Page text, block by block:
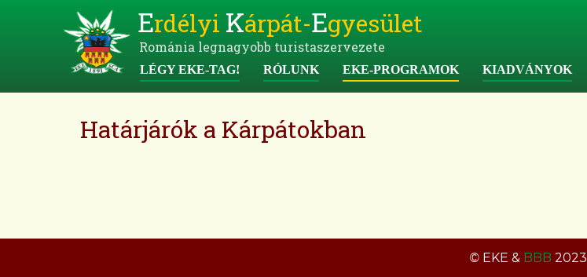
Erdélyi Kárpát-Egyesület
Románia legnagyobb turistaszervezete
LÉGY EKE-TAG! RÓLUNK EKE-PROGRAMOK KIADVÁNYOK
Határjárók a Kárpátokban
© EKE & BBB 2023